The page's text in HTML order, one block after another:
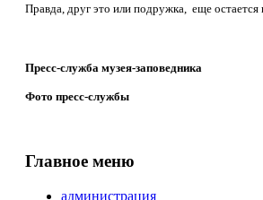
Правда, друг это или подружка, еще остается
Пресс-служба музея-заповедника
Фото пресс-службы
Главное меню
администрация